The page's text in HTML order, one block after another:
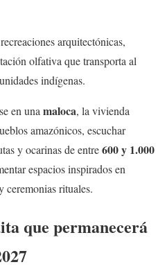
arquitectónicas,
olfativa que transporta al
indígenas.
en unamaloca, la vivienda
amazónicos, escuchar
y ocarinas de entre600 y 1.000
espacios inspirados en
ceremonias rituales.
que permanecerá